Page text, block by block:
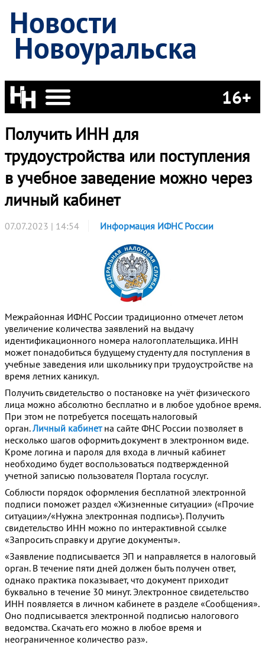
Новости
Новоуральска
16+
Получить ИНН для
трудоустройства или поступления
в учебное заведение можно через
личный кабинет
07.07.2023 | 14:54 Информация ИФНС России
Межрайонная ИФНС России традиционно отмечет летом
увеличение количества заявлений на выдачу
идентификационного номера налогоплательщика. ИНН
может понадобиться будущему студенту для поступления в
учебные заведения или школьнику при трудоустройстве на
время летних каникул.
Получить свидетельство о постановке на учёт физического
лица можно абсолютно бесплатно и в любое удобное время.
При этом не потребуется посещать налоговый
орган.Личный кабинетна сайте ФНС России позволяет в
несколько шагов оформить документ в электронном виде.
Кроме логина и пароля для входа в личный кабинет
необходимо будет воспользоваться подтвержденной
учетной записью пользователя Портала госуслуг.
Соблюсти порядок оформления бесплатной электронной
подписи поможет раздел «Жизненные ситуации» («Прочие
ситуации»/«Нужна электронная подпись»). Получить
свидетельство ИНН можно по интерактивной ссылке
«Запросить справку и другие документы».
«Заявление подписывается ЭП и направляется в налоговый
орган. В течение пяти дней должен быть получен ответ,
однако практика показывает, что документ приходит
буквально в течение 30 минут. Электронное свидетельство
ИНН появляется в личном кабинете в разделе «Сообщения».
Оно подписывается электронной подписью налогового
ведомства. Скачать его можно в любое время и
неограниченное количество раз».